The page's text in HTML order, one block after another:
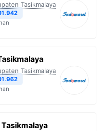
Tasikmalaya
Tasikmalaya